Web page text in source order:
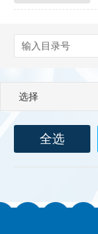
选择
全选